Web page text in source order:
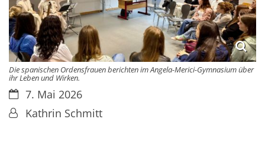
Die spanischen Ordensfrauen berichten im Angela-Merici-Gymnasium über
ihr Leben und Wirken.
Datum:
7. Mai 2026
Von:Kathrin Schmitt